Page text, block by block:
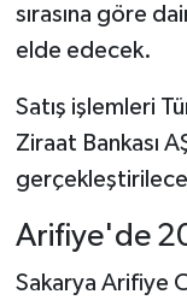
sırasına göre
elde edecek.
Satış işlemleri
Ziraat Bankası
Arifiye'de
Sakarya Arifiye